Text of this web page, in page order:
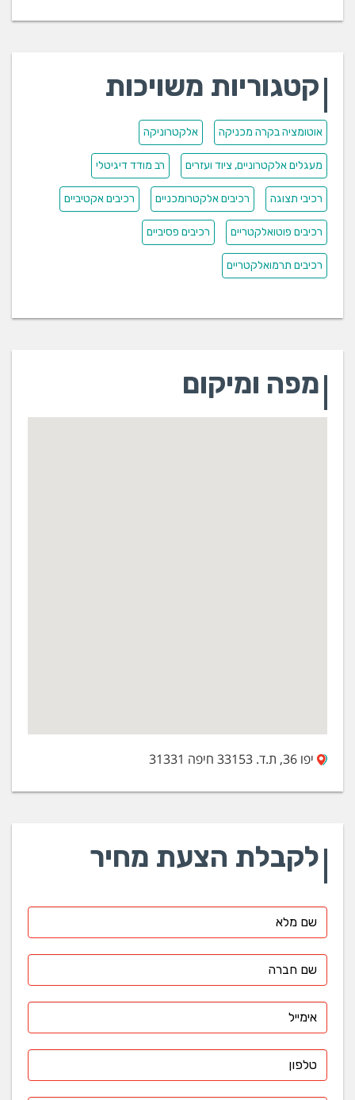
קטגוריות משויכות
אוטומציה בקרה מכניקה אלקטרוניקה
מעגלים אלקטרוניים, ציוד ועזרים רב מודד דיגיטלי
רכיבי תצוגה רכיבים אלקטרומכניים רכיבים אקטיביים
רכיבים פוטואלקטריים רכיבים פסיביים
רכיבים תרמואלקטריים
מפה ומיקום
יפו 36, ת.ד. 33153 חיפה 31331
לקבלת הצעת מחיר